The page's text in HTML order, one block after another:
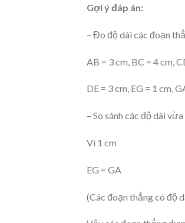
Gợi ý đáp án:
– Đo độ dài các đoạn
AB = 3 cm, BC = 4 cm,
DE = 3 cm, EG = 1 cm,
– So sánh các độ dài
Vì 1 cm
EG = GA
(Các đoạn thẳng có độ